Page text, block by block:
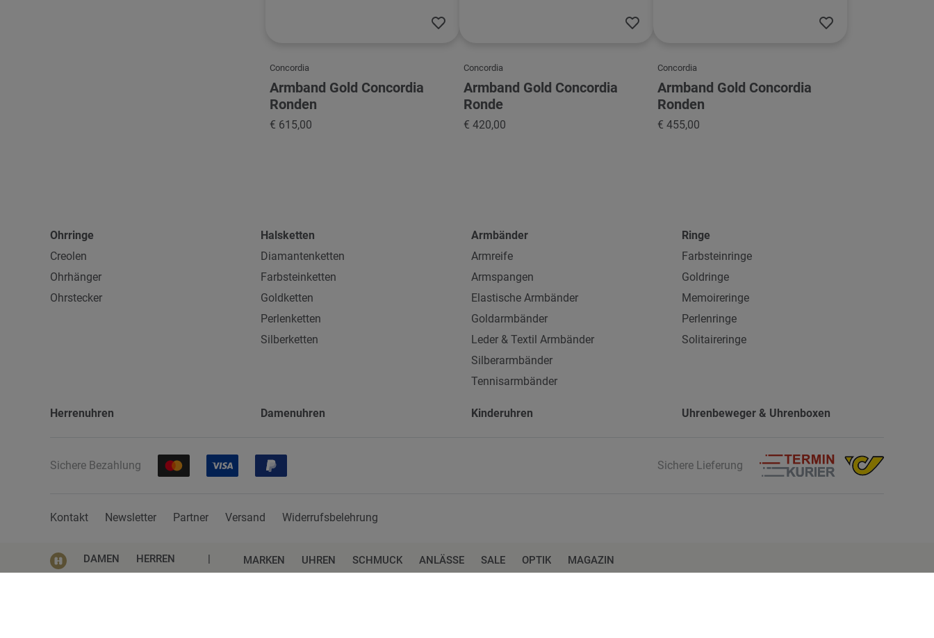
Concordia
Armband Gold Concordia
Ronden
€ 615,00
Concordia
Armband Gold Concordia
Ronde
€ 420,00
Concordia
Armband Gold Concordia
Ronden
€ 455,00
Ohrringe
Creolen
Ohrhänger
Ohrstecker
Halsketten
Diamantenketten
Farbsteinketten
Goldketten
Perlenketten
Silberketten
Armbänder
Armreife
Armspangen
Elastische Armbänder
Goldarmbänder
Leder & Textil Armbänder
Silberarmbänder
Tennisarmbänder
Ringe
Farbsteinringe
Goldringe
Memoireringe
Perlenringe
Solitaireringe
Herrenuhren Damenuhren Kinderuhren Uhrenbeweger & Uhrenboxen
Sichere Bezahlung Sichere Lieferung
Kontakt Newsletter Partner Versand Widerrufsbelehrung
DAMEN HERREN | MARKEN UHREN SCHMUCK ANLÄSSE SALE OPTIK MAGAZIN